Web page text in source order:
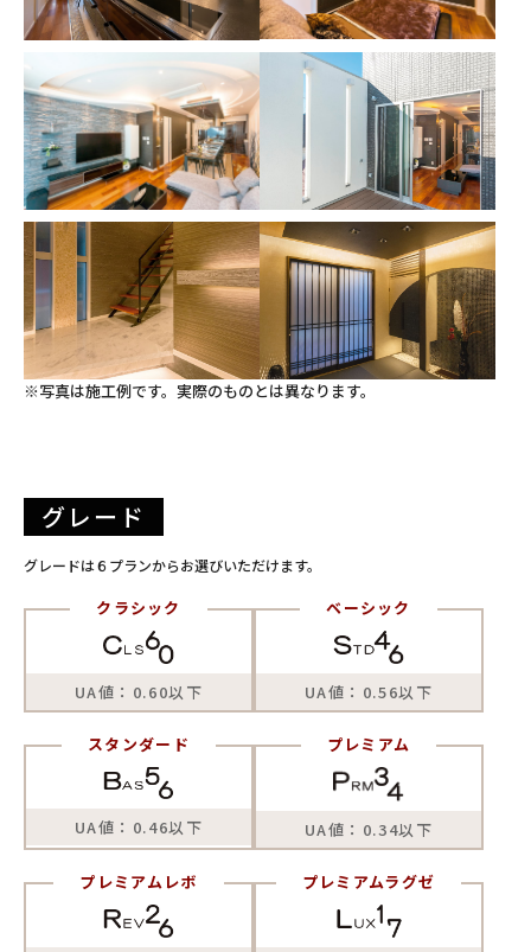
※写真は施工例です。実際のものとは異なります。
グレード
グレードは６プランからお選びいただけます。
クラシック
UA値：0.60以下
ベーシック
UA値：0.56以下
スタンダード
UA値：0.46以下
プレミアム
UA値：0.34以下
プレミアムレボ プレミアムラグゼ